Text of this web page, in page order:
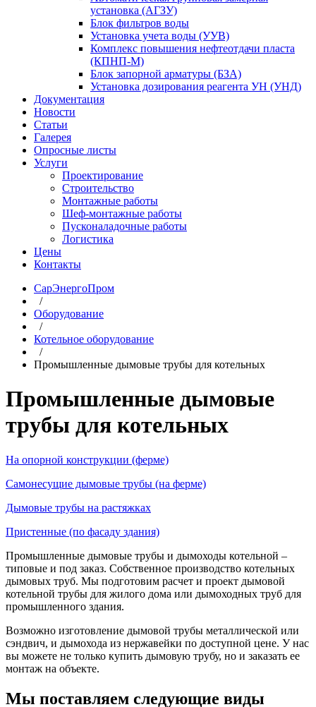
установка (АГЗУ)
Блок фильтров воды
Установка учета воды (УУВ)
Комплекс повышения нефтеотдачи пласта
(КПНП-М)
Блок запорной арматуры (БЗА)
Установка дозирования реагента УН (УНД)
Документация
Новости
Статьи
Галерея
Опросные листы
Услуги
Проектирование
Строительство
Монтажные работы
Шеф-монтажные работы
Пусконаладочные работы
Логистика
Цены
Контакты
СарЭнергоПром
/
Оборудование
/
Котельное оборудование
/
Промышленные дымовые трубы для котельных
Промышленные дымовые
трубы для котельных
На опорной конструкции (ферме)
Самонесущие дымовые трубы (на ферме)
Дымовые трубы на растяжках
Пристенные (по фасаду здания)
Промышленные дымовые трубы и дымоходы котельной –
типовые и под заказ. Собственное производство котельных
дымовых труб. Мы подготовим расчет и проект дымовой
котельной трубы для жилого дома или дымоходных труб для
промышленного здания.
Возможно изготовление дымовой трубы металлической или
сэндвич, и дымохода из нержавейки по доступной цене. У нас
вы можете не только купить дымовую трубу, но и заказать ее
монтаж на объекте.
Мы поставляем следующие виды